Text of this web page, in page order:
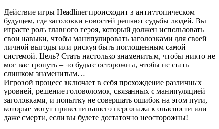
Действие игры Headliner происходит в антиутопическом
будущем, где заголовки новостей решают судьбы людей. Вы
играете роль главного героя, который должен использовать
свои навыки, чтобы манипулировать заголовками для своей
личной выгоды или рискуя быть поглощенным самой
системой. Цель? Стать настолько знаменитым, чтобы никто не
мог вас тронуть – но будьте осторожны, чтобы не стать
слишком знаменитым…
Игровой процесс включает в себя прохождение различных
уровней, решение головоломок, связанных с манипуляцией
заголовками, и попытку не совершать ошибок на этом пути,
которые могут привести вашего персонажа к опасности или
даже смерти, если вы будете достаточно неосторожны!